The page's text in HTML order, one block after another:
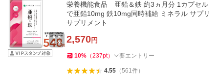
栄養機能食品 亜鉛＆鉄 約3ヵ月分 1カプセル
で亜鉛10mg 鉄10mg同時補給 ミネラル サプリ
サプリメント
2,570円
10% （237pt） 要エントリー
4.55（561件）